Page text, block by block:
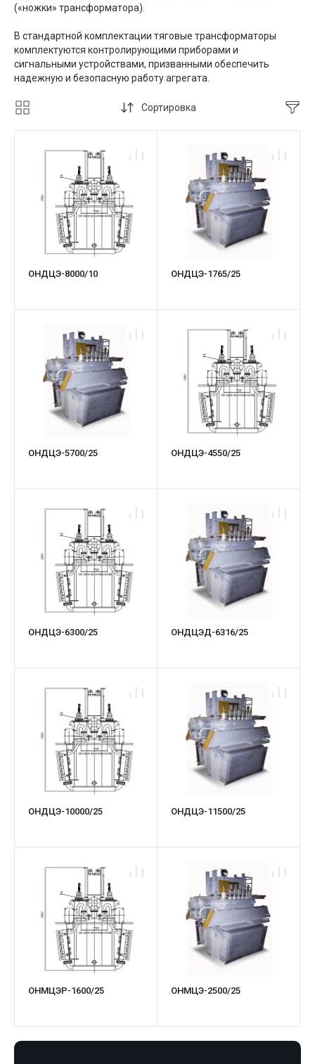
(«ножки» трансформатора).
В стандартной комплектации тяговые трансформаторы
комплектуются контролирующими приборами и
сигнальными устройствами, призванными обеспечить
надежную и безопасную работу агрегата.
Сортировка
ОНДЦЭ-8000/10 ОНДЦЭ-1765/25
ОНДЦЭ-5700/25 ОНДЦЭ-4550/25
ОНДЦЭ-6300/25 ОНДЦЭД-6316/25
ОНДЦЭ-10000/25 ОНДЦЭ-11500/25
ОНМЦЭР-1600/25 ОНМЦЭ-2500/25